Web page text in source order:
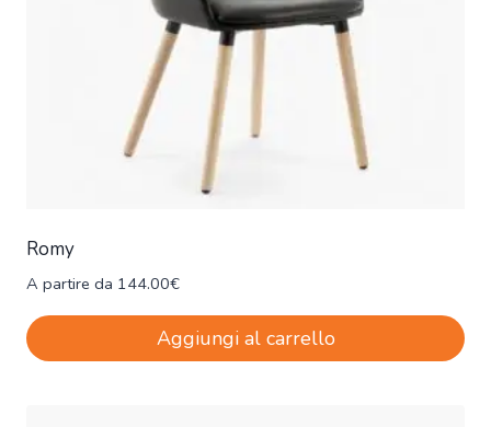
Romy
A partire da 144.00€
Aggiungi al carrello